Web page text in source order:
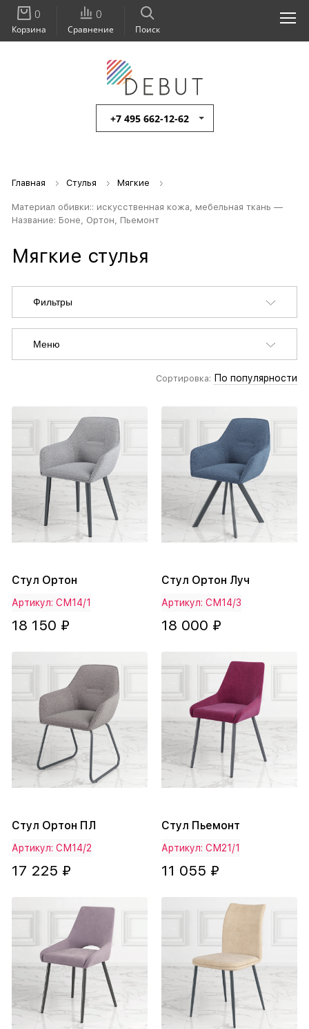
+7 495 662-12-62
Поиск
0
Сравнение
0
Корзина
Главная Стулья Мягкие
Материал обивки:: искусственная кожа, мебельная ткань —
Название: Боне, Ортон, Пьемонт
Мягкие стулья
Фильтры
Меню
Сортировка: По популярности
Стул Ортон
Артикул: СМ14/1
18 150 ₽
Стул Ортон Луч
Артикул: СМ14/3
18 000 ₽
Стул Ортон ПЛ
Артикул: СМ14/2
17 225 ₽
Стул Пьемонт
Артикул: СМ21/1
11 055 ₽